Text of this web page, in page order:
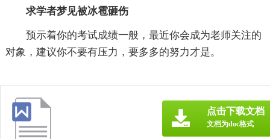
求学者梦见被冰雹砸伤
预示着你的考试成绩一般，最近你会成为老师关注的
对象，建议你不要有压力，要多多的努力才是。
点击下载文档
文档为doc格式